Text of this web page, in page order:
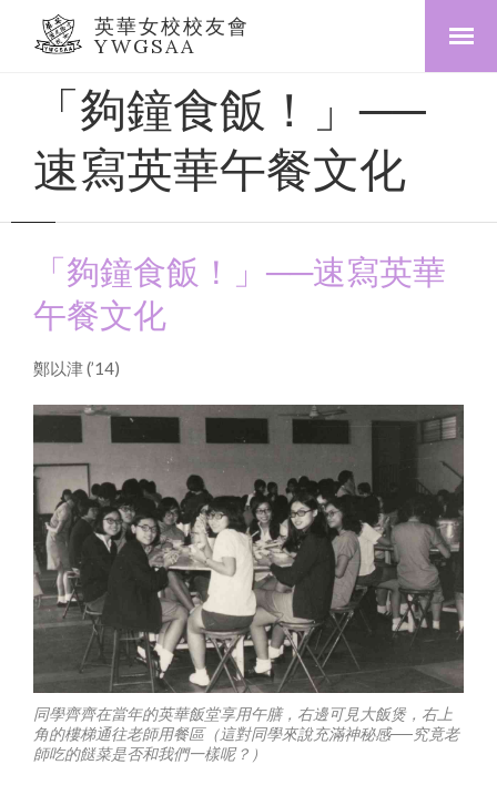
英華女校校友會
YWGSAA
「夠鐘食飯！」──
速寫英華午餐文化
「夠鐘食飯！」──速寫英華
午餐文化
鄭以津 (’14)
同學齊齊在當年的英華飯堂享用午膳，右邊可見大飯煲，右上
角的樓梯通往老師用餐區（這對同學來說充滿神秘感──究竟老
師吃的餸菜是否和我們一樣呢？）